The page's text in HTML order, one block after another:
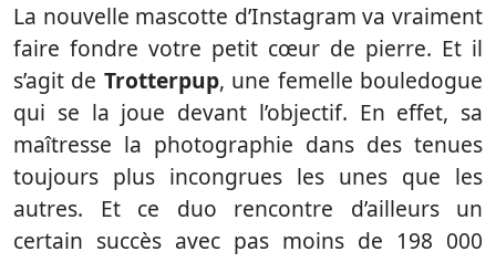
La nouvelle mascotte d’Instagram va vraiment
faire fondre votre petit cœur de pierre. Et il
s’agit de Trotterpup, une femelle bouledogue
qui se la joue devant l’objectif. En effet, sa
maîtresse la photographie dans des tenues
toujours plus incongrues les unes que les
autres. Et ce duo rencontre d’ailleurs un
certain succès avec pas moins de 198 000